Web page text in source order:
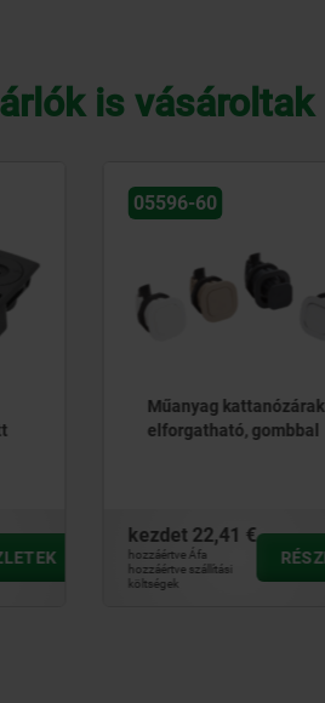
is vásároltak
05596-50
Műanyag kattanózárak
gombbal
kezdet 22,41 €
hozzáértve Áfa
hozzáértve szállítási
költségek